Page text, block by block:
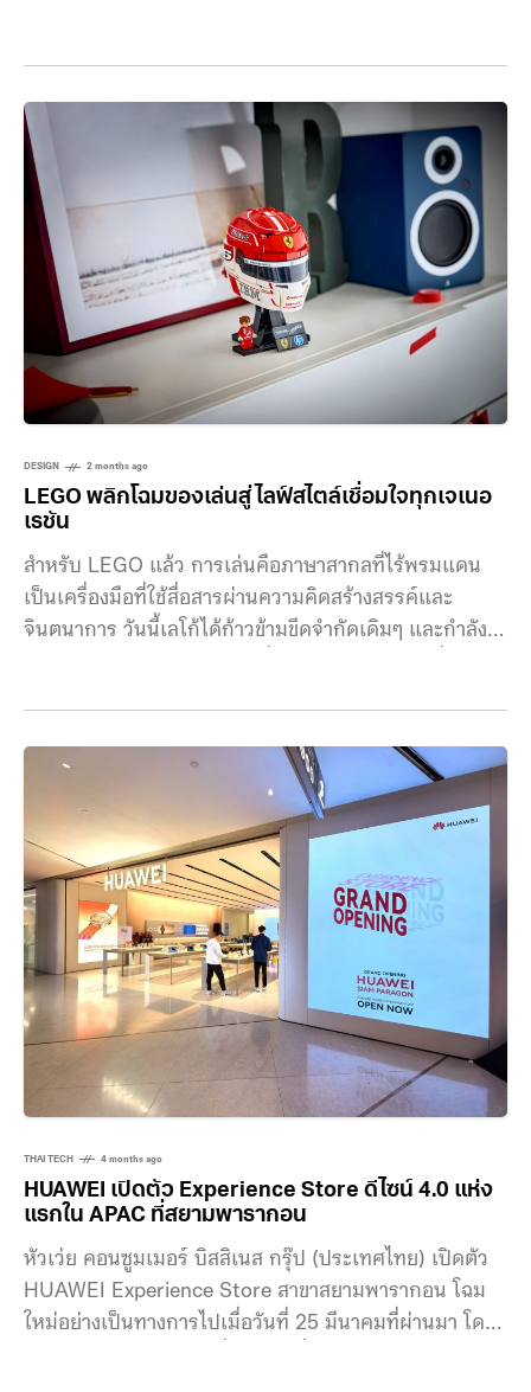
DESIGN 2 months ago
LEGO พลิกโฉมของเล่นสู่ไลฟ์สไตล์เชื่อมใจทุกเจเนอ
เรชัน
สำหรับ LEGO แล้ว การเล่นคือภาษาสากลที่ไร้พรมแดน
เป็นเครื่องมือที่ใช้สื่อสารผ่านความคิดสร้างสรรค์และ
จินตนาการ วันนี้เลโก้ได้ก้าวข้ามขีดจำกัดเดิมๆ และกำลัง
เพราะในปัจจุบัน ความสนุกได้เชื่อมโยงผู้คนทุกช่วงวัยเข้า
ไว้ด้วยกัน โดยเฉพาะกลุ่ม Kidult (Kid + Adult) หรือ
ผู้ใหญ่ที่ยังคงหลงใหลในความสนุกสนานแบบเด็กๆ การต่อ
เลโก้กลายเป็นหนึ่งในวิธีการแสดงออกถึงตัวตนและรสนิยม
ของคนรุ่นใหม่ เป็นพื้นที่ปลอดภัยที่ช่วยให้เราได้ละสายตา
จากหน้าจอสมาร์ทโฟน แล้วกลับมาจดจ่ออยู่กับชิ้นส่วนตรง
หน้าเพื่อพักผ่อนจิตใจ ยิ่งไปกว่านั้น ยังเป็นตัวเชื่อมความ
สัมพันธ์ชั้นดีที่ช่วยสร้างช่วงเวลาคุณภาพให้คนในครอบครัว
หรือแก๊งเพื่อนได้มาแชร์จินตนาการและสร้างเรื่องราวดี ๆ
ร่วมกัน จาก Pop Culture สู่ของสะสมระดับโลก
THAI TECH 4 months ago
HUAWEI เปิดตัว Experience Store ดีไซน์ 4.0 แห่ง
แรกใน APAC ที่สยามพารากอน
หัวเว่ย คอนซูมเมอร์ บิสสิเนส กรุ๊ป (ประเทศไทย) เปิดตัว
HUAWEI Experience Store สาขาสยามพารากอน โฉม
ใหม่อย่างเป็นทางการไปเมื่อวันที่ 25 มีนาคมที่ผ่านมา โดย